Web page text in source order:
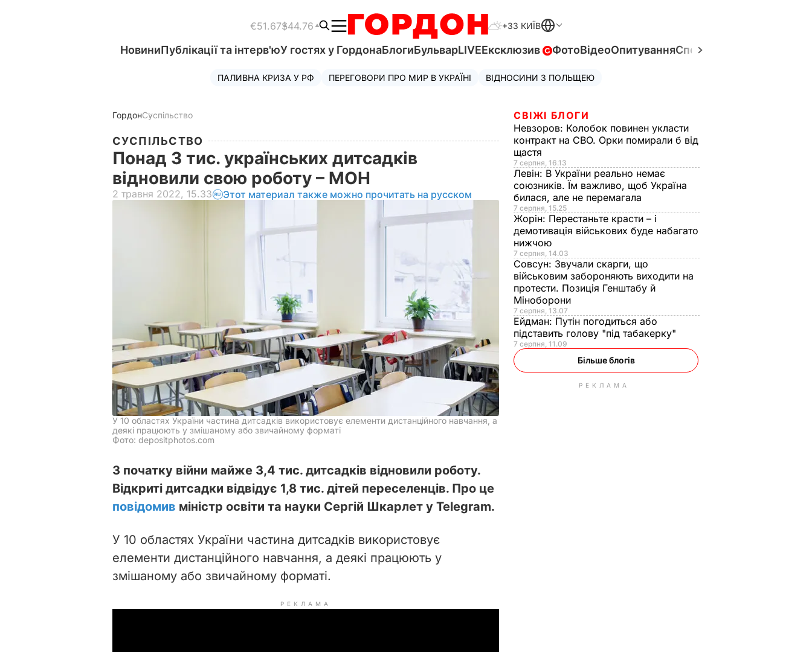
€51.67$44.76 +33 КИЇВ
НовиниПублікації та інтерв'юУ гостях у ГордонаБлогиБульварLIVEЕксклюзив ФотоВідеоОпитуванняСпецпроєкти
ПАЛИВНА КРИЗА У РФ ПЕРЕГОВОРИ ПРО МИР В УКРАЇНІ ВІДНОСИНИ З ПОЛЬЩЕЮ
ГордонСуспільство
СУСПІЛЬСТВО
Понад 3 тис. українських дитсадків
відновили свою роботу – МОН
2 травня 2022, 15.33 Этот материал также можно прочитать на русском
У 10 областях України частина дитсадків використовує елементи дистанційного навчання, а
деякі працюють у змішаному або звичайному форматі
Фото: depositphotos.com
З початку війни майже 3,4 тис. дитсадків відновили роботу.
Відкриті дитсадки відвідує 1,8 тис. дітей переселенців. Про це
повідомив міністр освіти та науки Сергій Шкарлет у Telegram.
У 10 областях України частина дитсадків використовує
елементи дистанційного навчання, а деякі працюють у
змішаному або звичайному форматі.
РЕКЛАМА
СВІЖІ БЛОГИ
Невзоров: Колобок повинен укласти
контракт на СВО. Орки помирали б від
щастя
7 серпня, 16.13
Левін: В України реально немає
союзників. Їм важливо, щоб Україна
билася, але не перемагала
7 серпня, 15.25
Жорін: Перестаньте красти – і
демотивація військових буде набагато
нижчою
7 серпня, 14.03
Совсун: Звучали скарги, що
військовим забороняють виходити на
протести. Позиція Генштабу й
Міноборони
7 серпня, 13.07
Ейдман: Путін погодиться або
підставить голову "під табакерку"
7 серпня, 11.09
Більше блогів
РЕКЛАМА